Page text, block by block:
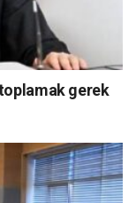
toplamak gerek